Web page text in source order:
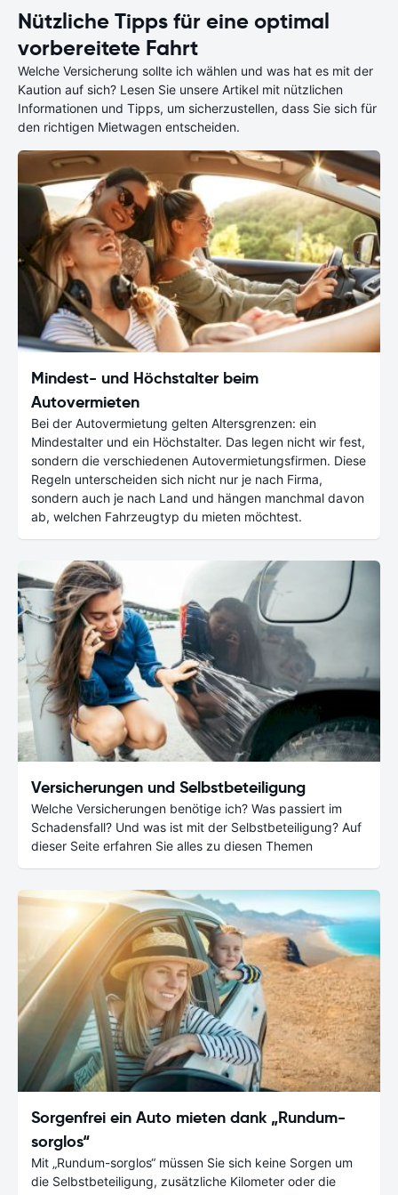
Nützliche Tipps für eine optimal
vorbereitete Fahrt
Welche Versicherung sollte ich wählen und was hat es mit der
Kaution auf sich? Lesen Sie unsere Artikel mit nützlichen
Informationen und Tipps, um sicherzustellen, dass Sie sich für
den richtigen Mietwagen entscheiden.
Mindest- und Höchstalter beim
Autovermieten
Bei der Autovermietung gelten Altersgrenzen: ein
Mindestalter und ein Höchstalter. Das legen nicht wir fest,
sondern die verschiedenen Autovermietungsfirmen. Diese
Regeln unterscheiden sich nicht nur je nach Firma,
sondern auch je nach Land und hängen manchmal davon
ab, welchen Fahrzeugtyp du mieten möchtest.
Versicherungen und Selbstbeteiligung
Welche Versicherungen benötige ich? Was passiert im
Schadensfall? Und was ist mit der Selbstbeteiligung? Auf
dieser Seite erfahren Sie alles zu diesen Themen
Sorgenfrei ein Auto mieten dank „Rundum-
sorglos“
Mit „Rundum-sorglos“ müssen Sie sich keine Sorgen um
die Selbstbeteiligung, zusätzliche Kilometer oder die